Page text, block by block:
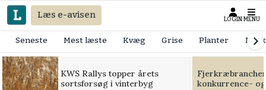
Læs e-avisen LOGIN MENU
Seneste Mest læste Kvæg Grise Planter
KWS Rallys topper årets
sortsforsøg i vinterbyg
konkurrence-